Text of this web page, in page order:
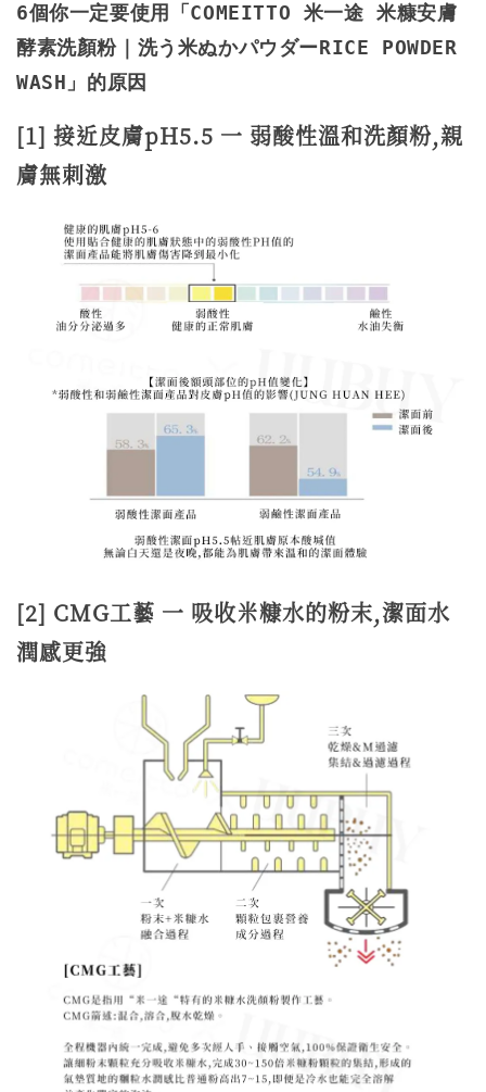
6個你一定要使用「COMEITTO 米一途 米糠安膚
酵素洗顏粉｜洗う米ぬかパウダーRICE POWDER
WASH」的原因
[1] 接近皮膚pH5.5 一 弱酸性溫和洗顏粉,親
膚無刺激
[2] CMG工藝 一 吸收米糠水的粉末,潔面水
潤感更強